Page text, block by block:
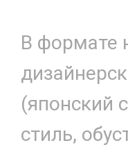
В формате
(японский
стиль,